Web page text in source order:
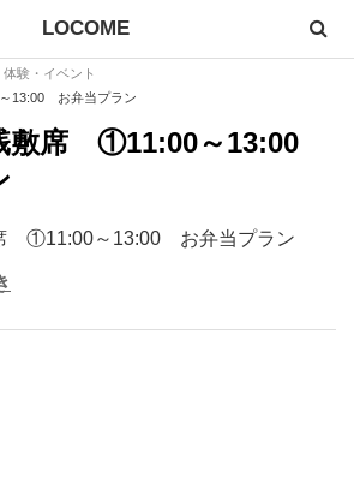
LOCOME
体験・イベント
13:00 お弁当プラン
敷席 ①11:00～13:00